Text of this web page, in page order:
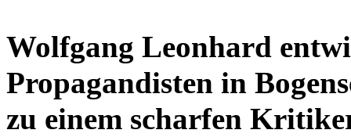
Wolfgang Leonhard
Propagandisten in
zu einem scharfen